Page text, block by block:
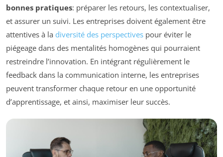
bonnes pratiques: préparer les retours, les contextualiser,
et assurer un suivi. Les entreprises doivent également être
attentives à la diversité des perspectives pour éviter le
piégeage dans des mentalités homogènes qui pourraient
restreindre l’innovation. En intégrant régulièrement le
feedback dans la communication interne, les entreprises
peuvent transformer chaque retour en une opportunité
d’apprentissage, et ainsi, maximiser leur succès.